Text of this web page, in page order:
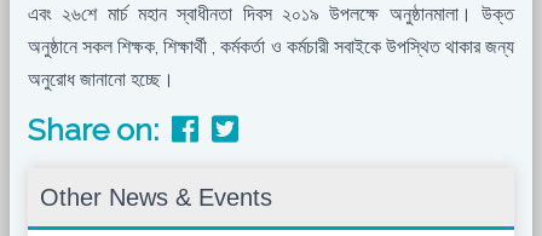
এবং ২৬শে মার্চ মহান স্বাধীনতা দিবস ২০১৯ উপলক্ষে অনুষ্ঠানমালা। উক্ত
অনুষ্ঠানে সকল শিক্ষক, শিক্ষার্থী , কর্মকর্তা ও কর্মচারী সবাইকে উপস্থিত থাকার জন্য
অনুরোধ জানানো হচ্ছে।
Share on:
Other News & Events